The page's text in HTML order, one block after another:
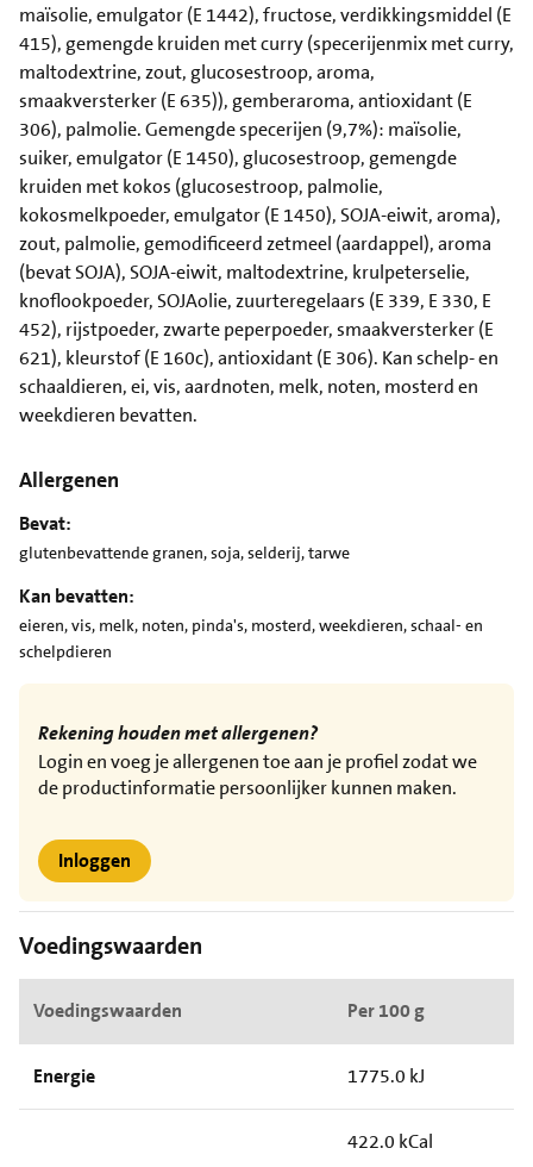
maïsolie, emulgator (E 1442), fructose, verdikkingsmiddel (E
415), gemengde kruiden met curry (specerijenmix met curry,
maltodextrine, zout, glucosestroop, aroma,
smaakversterker (E 635)), gemberaroma, antioxidant (E
306), palmolie. Gemengde specerijen (9,7%): maïsolie,
suiker, emulgator (E 1450), glucosestroop, gemengde
kruiden met kokos (glucosestroop, palmolie,
kokosmelkpoeder, emulgator (E 1450), SOJA-eiwit, aroma),
zout, palmolie, gemodificeerd zetmeel (aardappel), aroma
(bevat SOJA), SOJA-eiwit, maltodextrine, krulpeterselie,
knoflookpoeder, SOJAolie, zuurteregelaars (E 339, E 330, E
452), rijstpoeder, zwarte peperpoeder, smaakversterker (E
621), kleurstof (E 160c), antioxidant (E 306). Kan schelp- en
schaaldieren, ei, vis, aardnoten, melk, noten, mosterd en
weekdieren bevatten.
Allergenen
Bevat:
glutenbevattende granen, soja, selderij, tarwe
Kan bevatten:
eieren, vis, melk, noten, pinda's, mosterd, weekdieren, schaal- en
schelpdieren
Rekening houden met allergenen?
Login en voeg je allergenen toe aan je profiel zodat we
de productinformatie persoonlijker kunnen maken.
Inloggen
Voedingswaarden
Voedingswaarden Per 100 g
Energie 1775.0 kJ
422.0 kCal